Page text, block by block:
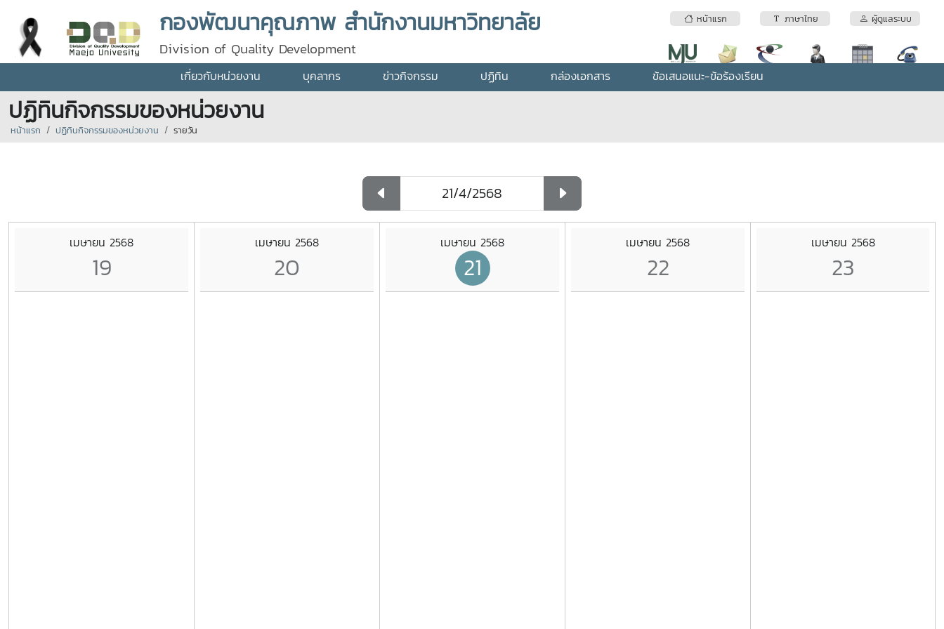
หน้าแรก ภาษาไทย ผู้ดูแลระบบ
กองพัฒนาคุณภาพ สำนักงานมหาวิทยาลัย
Division of Quality Development
เกี่ยวกับหน่วยงาน บุคลากร ข่าวกิจกรรม ปฏิทิน กล่องเอกสาร ข้อเสนอแนะ-ข้อร้องเรียน
ปฏิทินกิจกรรมของหน่วยงาน
หน้าแรก ปฏิทินกิจกรรมของหน่วยงาน รายวัน
เมษายน 2568
19
เมษายน 2568
20
เมษายน 2568
21
เมษายน 2568
22
เมษายน 2568
23